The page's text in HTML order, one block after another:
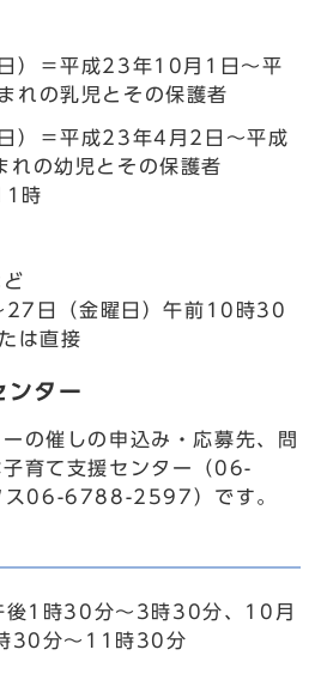
）＝平成23年10月1日～平
れの乳児とその保護者
）＝平成23年4月2日～平成
の幼児とその保護者
時
27日（金曜日）午前10時30
は直接
ンター
の催しの申込み・応募先、問
育て支援センター（06-
06-6788-2597）です。
後1時30分～3時30分、10月
30分～11時30分